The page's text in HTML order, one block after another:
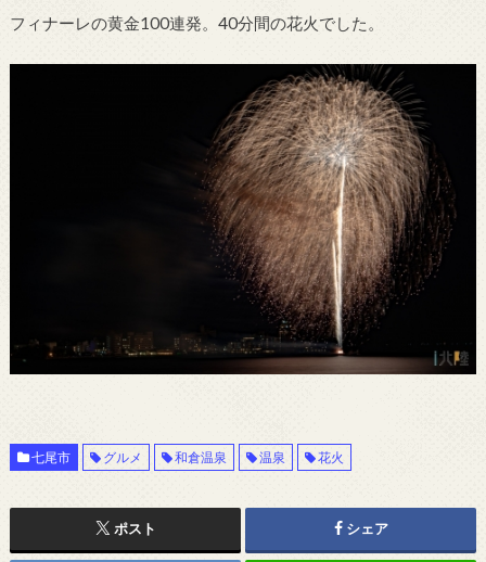
フィナーレの黄金100連発。40分間の花火でした。
七尾市 グルメ 和倉温泉 温泉 花火
ポスト シェア